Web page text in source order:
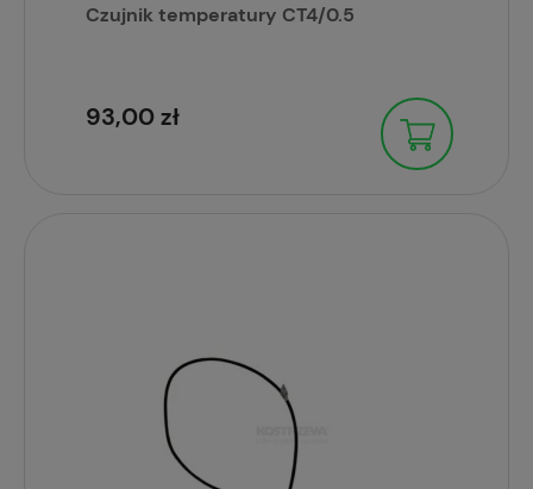
Czujnik temperatury CT4/0.5
93,00 zł